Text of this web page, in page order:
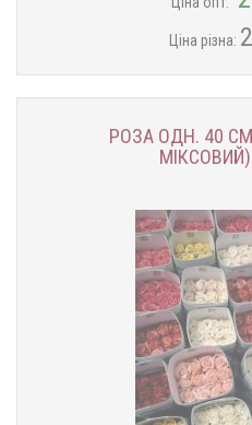
Ціна різна:
РОЗА ОДН. 40
МІКСОВИЙ)